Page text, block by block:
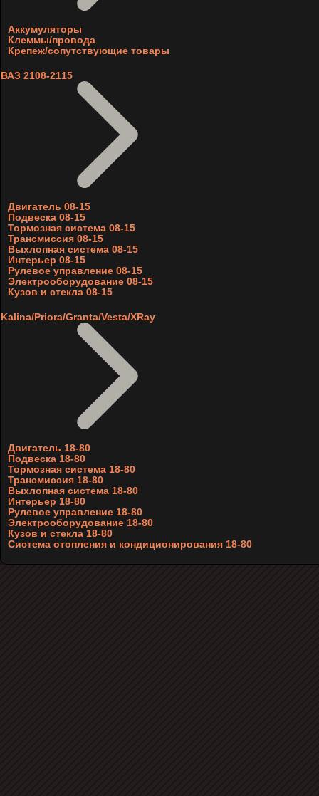
Аккумуляторы
Клеммы/провода
Крепеж/сопутствующие товары
ВАЗ 2108-2115
Двигатель 08-15
Подвеска 08-15
Тормозная система 08-15
Трансмиссия 08-15
Выхлопная система 08-15
Интерьер 08-15
Рулевое управление 08-15
Электрооборудование 08-15
Кузов и стекла 08-15
Kalina/Priora/Granta/Vesta/XRay
Двигатель 18-80
Подвеска 18-80
Тормозная система 18-80
Трансмиссия 18-80
Выхлопная система 18-80
Интерьер 18-80
Рулевое управление 18-80
Электрооборудование 18-80
Кузов и стекла 18-80
Система отопления и кондиционирования 18-80